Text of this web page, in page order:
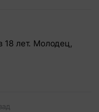
18 лет. Молодец,